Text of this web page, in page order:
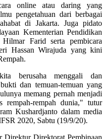
online atau daring yang
pengetahuan dari berbagai
di Jakarta. Juga pidato
Kementerian Pendidikan
Farid serta pembicara
Hassan Wirajuda yang kini
berusaha menggali dan
dan temuan-temuan yang
memang pernah menjadi
rempah-rempah dunia," tutur
Kushardjanto dalam media
2020, Sabtu (19/9/20).
Direktur Direktorat Pembinaan